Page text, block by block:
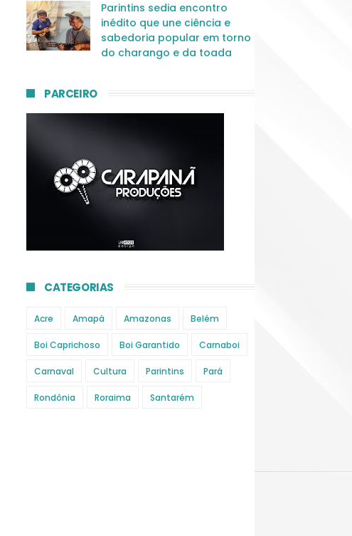
Parintins sedia encontro
inédito que une ciência e
sabedoria popular em torno
do charango e da toada
PARCEIRO
CATEGORIAS
Acre Amapá Amazonas Belém
Boi Caprichoso Boi Garantido Carnaboi
Carnaval Cultura Parintins Pará
Rondônia Roraima Santarém